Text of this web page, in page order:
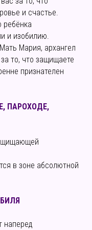
и счастье.
ребёнка
и изобилию.
Мария, архангел
то, что защищаете
признателен
ПАРОХОДЕ,
в зоне абсолютной
наперед